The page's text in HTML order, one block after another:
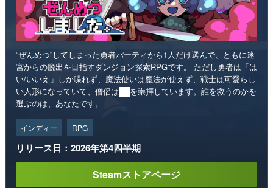
“ぜんめつ”してしまった勇者パーティから1人だけ選んで、ともに迷
宮からの脱出を目指すダンジョン探索RPGです。 ただし勇者は「は
い/いいえ」しか喋れず、魔法使いは魔法が使えず、戦士は可愛らし
い人形になっていて、僧侶は██を崇拝しています。誰を救うのかを
選ぶのは、あなたです。
インディー RPG
リリース日：2026年第4四半期
Steamストアページ